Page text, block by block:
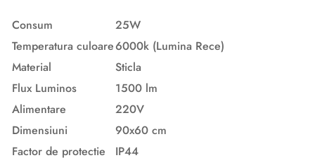
Consum
25W
Temperatura culoare6000k (Lumina Rece)
Material
Sticla
Flux Luminos
1500 lm
Alimentare
220V
Dimensiuni
90x60 cm
Factor de protectie
IP44